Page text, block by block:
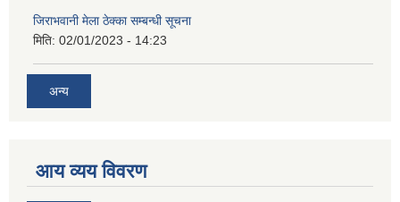
जिराभवानी मेला ठेक्का सम्बन्धी सूचना
मिति: 02/01/2023 - 14:23
अन्य
आय व्यय विवरण